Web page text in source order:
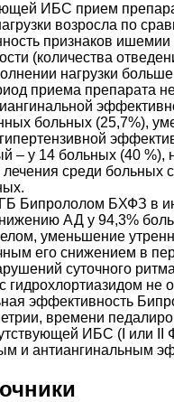
ИБС прием
возросла по
признаков ишемии
(количества
нагрузки
приема препарата
больных (25,7%),
– у 14 больных (40 %),
среди больных
Бипрололом БХФЗ в
АД у 94,3%
уменьшение
его снижением в
суточного
не
эффективность
времени
ИБС (I или II
и антиангинальным